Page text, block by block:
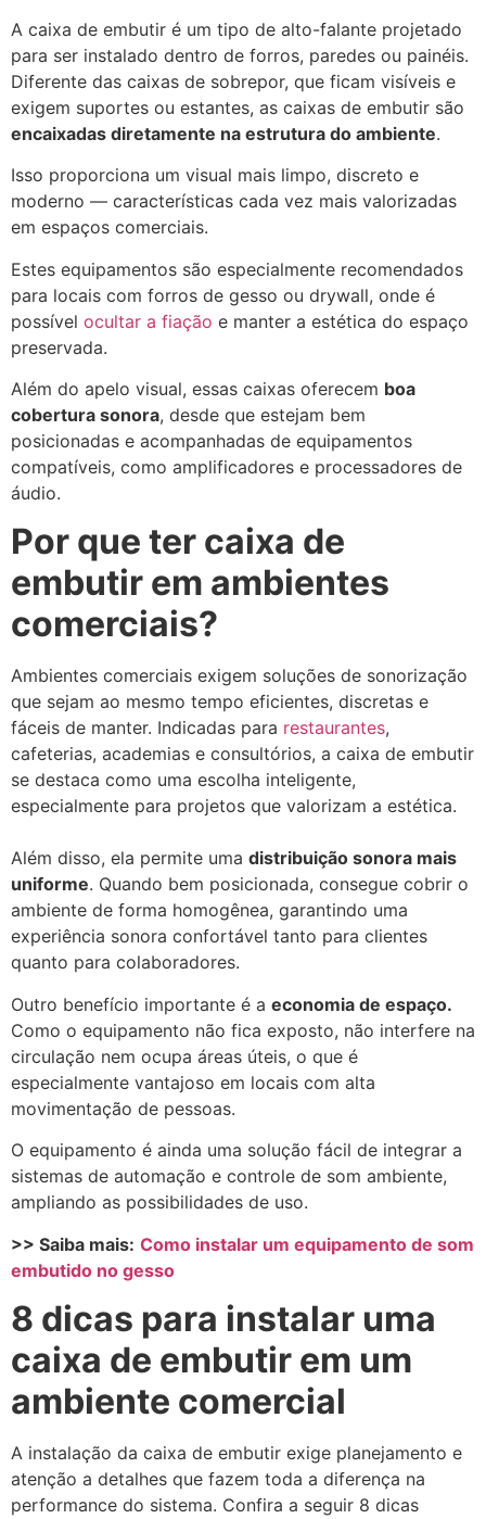
A caixa de embutir é um tipo de alto-falante projetado
para ser instalado dentro de forros, paredes ou painéis.
Diferente das caixas de sobrepor, que ficam visíveis e
exigem suportes ou estantes, as caixas de embutir são
encaixadas diretamente na estrutura do ambiente.
Isso proporciona um visual mais limpo, discreto e
moderno — características cada vez mais valorizadas
em espaços comerciais.
Estes equipamentos são especialmente recomendados
para locais com forros de gesso ou drywall, onde é
possível ocultar a fiação e manter a estética do espaço
preservada.
Além do apelo visual, essas caixas oferecem boa
cobertura sonora, desde que estejam bem
posicionadas e acompanhadas de equipamentos
compatíveis, como amplificadores e processadores de
áudio.
Por que ter caixa de
embutir em ambientes
comerciais?
Ambientes comerciais exigem soluções de sonorização
que sejam ao mesmo tempo eficientes, discretas e
fáceis de manter. Indicadas para restaurantes,
cafeterias, academias e consultórios, a caixa de embutir
se destaca como uma escolha inteligente,
especialmente para projetos que valorizam a estética.
Além disso, ela permite uma distribuição sonora mais
uniforme. Quando bem posicionada, consegue cobrir o
ambiente de forma homogênea, garantindo uma
experiência sonora confortável tanto para clientes
quanto para colaboradores.
Outro benefício importante é a economia de espaço.
Como o equipamento não fica exposto, não interfere na
circulação nem ocupa áreas úteis, o que é
especialmente vantajoso em locais com alta
movimentação de pessoas.
O equipamento é ainda uma solução fácil de integrar a
sistemas de automação e controle de som ambiente,
ampliando as possibilidades de uso.
>> Saiba mais: Como instalar um equipamento de som
embutido no gesso
8 dicas para instalar uma
caixa de embutir em um
ambiente comercial
A instalação da caixa de embutir exige planejamento e
atenção a detalhes que fazem toda a diferença na
performance do sistema. Confira a seguir 8 dicas